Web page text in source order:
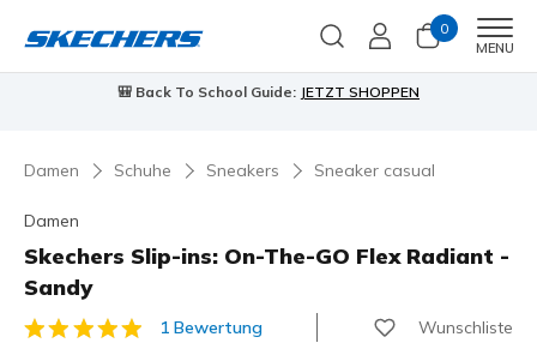
0
MENU
90 Tage kostenlose RückgabeJetzt anmelden
Damen Schuhe Sneakers Sneaker casual
Damen
Skechers Slip-ins: On-The-GO Flex Radiant -
Sandy
5 von 5 Kundenbewertungen
1 Bewertung Wunschliste